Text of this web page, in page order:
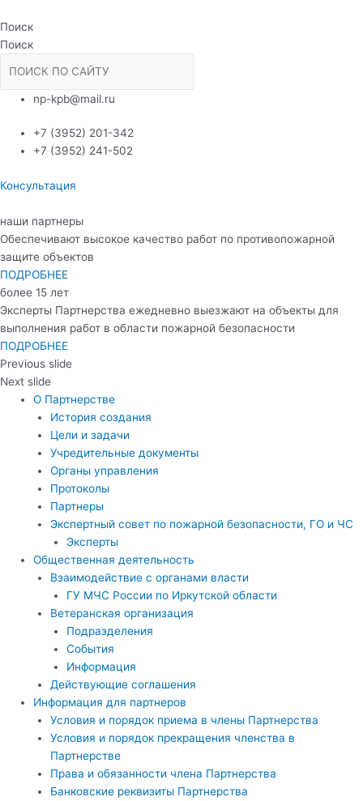
к
содержимому
Поиск
Поиск
np-kpb@mail.ru
+7 (3952) 201-342
+7 (3952) 241-502
Консультация
наши партнеры
Обеспечивают высокое качество работ по противопожарной
защите объектов
ПОДРОБНЕЕ
более 15 лет
Эксперты Партнерства ежедневно выезжают на объекты для
выполнения работ в области пожарной безопасности
ПОДРОБНЕЕ
Previous slide
Next slide
О Партнерстве
История создания
Цели и задачи
Учредительные документы
Органы управления
Протоколы
Партнеры
Экспертный совет по пожарной безопасности, ГО и ЧС
Эксперты
Общественная деятельность
Взаимодействие с органами власти
ГУ МЧС России по Иркутской области
Ветеранская организация
Подразделения
События
Информация
Действующие соглашения
Информация для партнеров
Условия и порядок приема в члены Партнерства
Условия и порядок прекращения членства в
Партнерстве
Права и обязанности члена Партнерства
Банковские реквизиты Партнерства